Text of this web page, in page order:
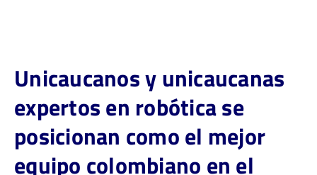
Unicaucanos y unicaucanas
expertos en robótica se
posicionan como el mejor
equipo colombiano en el